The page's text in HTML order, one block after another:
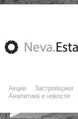
Акции Застройщики
Аналитика и новости